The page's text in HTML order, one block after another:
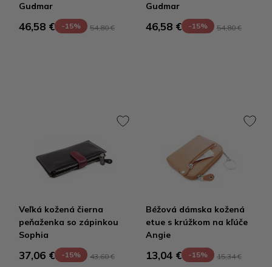
Gudmar
46,58 € -15% 54,80 €
Gudmar
46,58 € -15% 54,80 €
Veľká kožená čierna
peňaženka so zápinkou
Sophia
37,06 € -15% 43,60 €
Béžová dámska kožená
etue s krúžkom na kľúče
Angie
13,04 € -15% 15,34 €